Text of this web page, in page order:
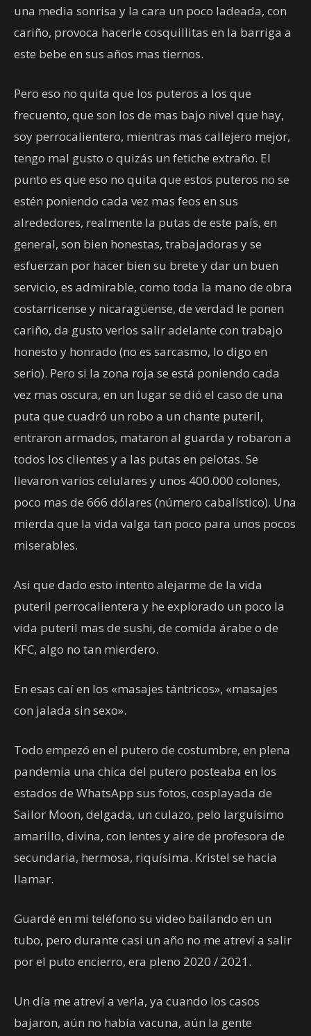
una media sonrisa y la cara un poco ladeada, con
cariño, provoca hacerle cosquillitas en la barriga a
este bebe en sus años mas tiernos.
Pero eso no quita que los puteros a los que
frecuento, que son los de mas bajo nivel que hay,
soy perrocalientero, mientras mas callejero mejor,
tengo mal gusto o quizás un fetiche extraño. El
punto es que eso no quita que estos puteros no se
estén poniendo cada vez mas feos en sus
alrededores, realmente la putas de este país, en
general, son bien honestas, trabajadoras y se
esfuerzan por hacer bien su brete y dar un buen
servicio, es admirable, como toda la mano de obra
costarricense y nicaragüense, de verdad le ponen
cariño, da gusto verlos salir adelante con trabajo
honesto y honrado (no es sarcasmo, lo digo en
serio). Pero si la zona roja se está poniendo cada
vez mas oscura, en un lugar se dió el caso de una
puta que cuadró un robo a un chante puteril,
entraron armados, mataron al guarda y robaron a
todos los clientes y a las putas en pelotas. Se
llevaron varios celulares y unos 400.000 colones,
poco mas de 666 dólares (número cabalístico). Una
mierda que la vida valga tan poco para unos pocos
miserables.
Asi que dado esto intento alejarme de la vida
puteril perrocalientera y he explorado un poco la
vida puteril mas de sushi, de comida árabe o de
KFC, algo no tan mierdero.
En esas caí en los «masajes tántricos», «masajes
con jalada sin sexo».
Todo empezó en el putero de costumbre, en plena
pandemia una chica del putero posteaba en los
estados de WhatsApp sus fotos, cosplayada de
Sailor Moon, delgada, un culazo, pelo larguísimo
amarillo, divina, con lentes y aire de profesora de
secundaria, hermosa, riquísima. Kristel se hacia
llamar.
Guardé en mi teléfono su video bailando en un
tubo, pero durante casi un año no me atreví a salir
por el puto encierro, era pleno 2020 / 2021.
Un día me atreví a verla, ya cuando los casos
bajaron, aún no había vacuna, aún la gente